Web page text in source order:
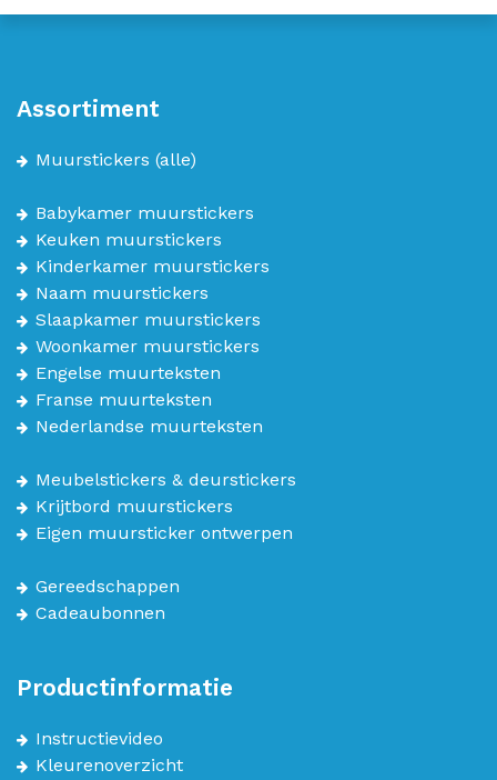
Assortiment
Muurstickers (alle)
Babykamer muurstickers
Keuken muurstickers
Kinderkamer muurstickers
Naam muurstickers
Slaapkamer muurstickers
Woonkamer muurstickers
Engelse muurteksten
Franse muurteksten
Nederlandse muurteksten
Meubelstickers & deurstickers
Krijtbord muurstickers
Eigen muursticker ontwerpen
Gereedschappen
Cadeaubonnen
Productinformatie
Instructievideo
Kleurenoverzicht